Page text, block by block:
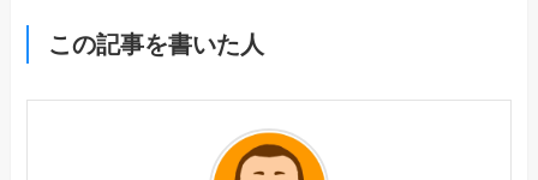
この記事を書いた人